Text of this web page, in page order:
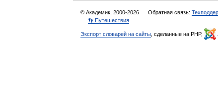
© Академик, 2000-2026 Обратная связь:
👣 Путешествия
Экспорт словарей на сайты , сделанные на PHP,